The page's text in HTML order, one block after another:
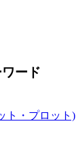
ード
ト・プロット)